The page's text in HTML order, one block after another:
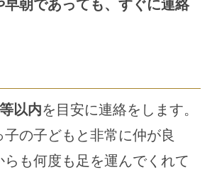
早朝であっても、すぐに連絡
以内を目安に連絡をします。
の子どもと非常に仲が良
らも何度も足を運んでくれて